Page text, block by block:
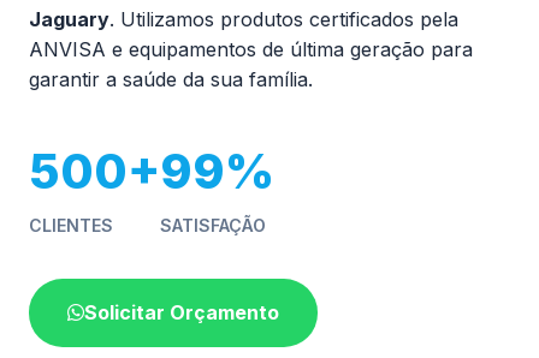
Jaguary. Utilizamos produtos certificados pela
ANVISA e equipamentos de última geração para
garantir a saúde da sua família.
500+
CLIENTES
99%
SATISFAÇÃO
Solicitar Orçamento